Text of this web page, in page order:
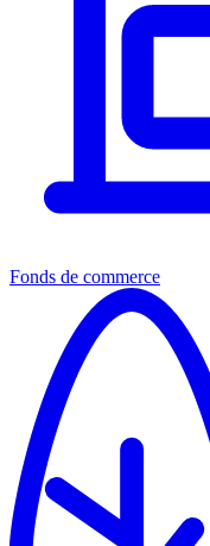
Fonds de commerce